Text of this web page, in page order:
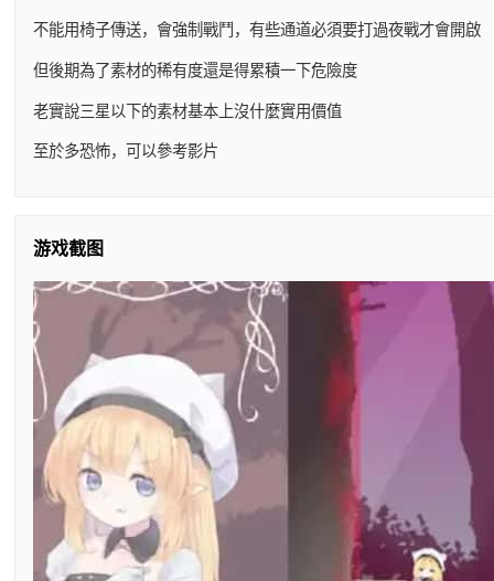
不能用椅子傳送，會強制戰鬥，有些通道必須要打過夜戰才會開啟
但後期為了素材的稀有度還是得累積一下危險度
老實說三星以下的素材基本上沒什麼實用價值
至於多恐怖，可以參考影片
游戏截图